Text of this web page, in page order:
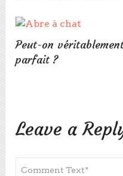
Peut-on
parfait ?
Leave a